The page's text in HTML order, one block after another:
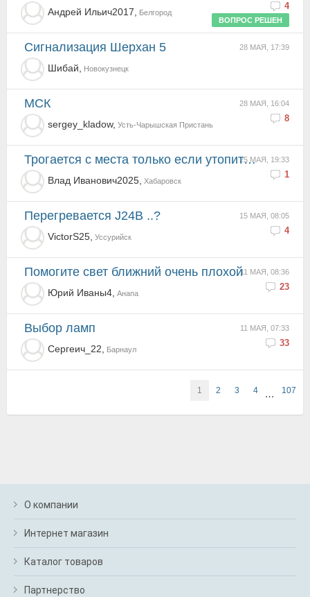
4
Андрей Ильич2017,
Белгород
ВОПРОС РЕШЕН
28 МАЯ, 17:39
Сигнализация Шерхан 5
Шибай, Новокузнецк
28 МАЯ, 16:04
8
МСК
sergey_kladow, Усть-Чарышская Пристань
25 МАЯ, 19:33
1
Трогается с места только если утопить педаль газа
Влад Иванович2025, Хабаровск
15 МАЯ, 08:05
4
Перегревается J24B ..?
VictorS25, Уссурийск
11 МАЯ, 08:36
23
Помогите свет ближний очень плохой
Юрий Иваны4, Анапа
11 МАЯ, 07:33
33
Выбор ламп
Сергеич_22, Барнаул
1 2 3 4 … 107
О компании
Интернет магазин
Каталог товаров
Партнерство